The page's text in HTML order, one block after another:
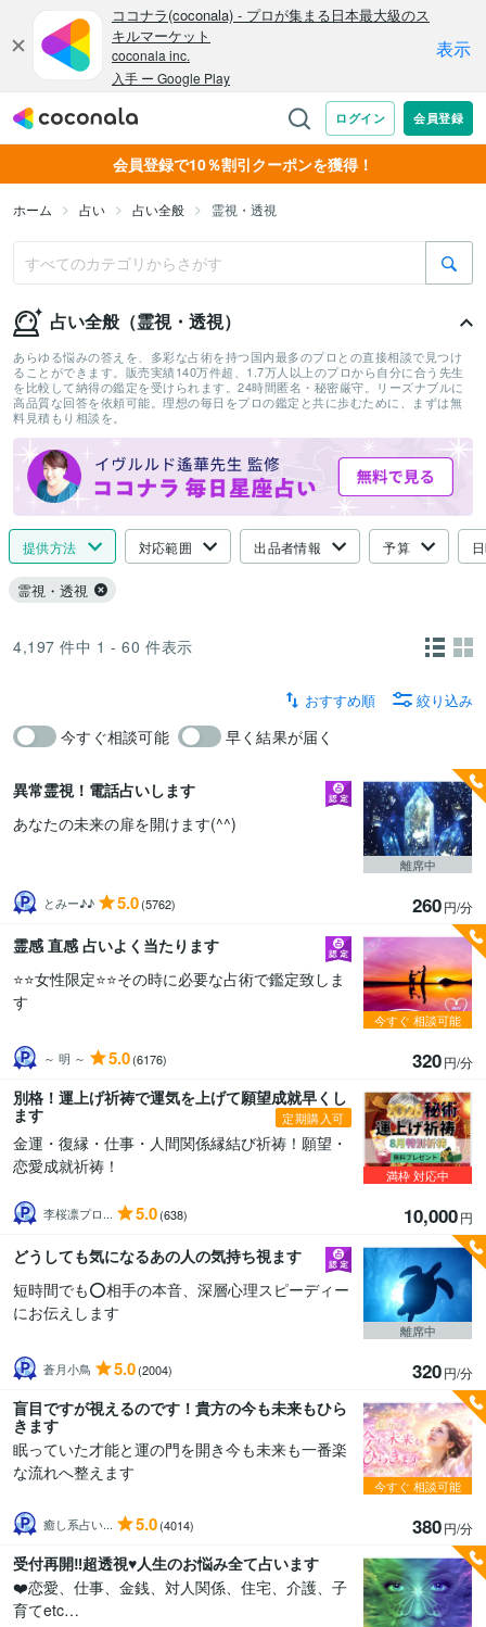
会員登録で10％割引クーポンを獲得！
ホーム 占い 占い全般 霊視・透視
占い全般（霊視・透視）
あらゆる悩みの答えを、多彩な占術を持つ国内最多のプロとの直接相談で見つけ
ることができます。販売実績140万件超、1.7万人以上のプロから自分に合う先生
を比較して納得の鑑定を受けられます。24時間匿名・秘密厳守。リーズナブルに
高品質な回答を依頼可能。理想の毎日をプロの鑑定と共に歩むために、まずは無
料見積もり相談を。
提供方法 対応範囲 出品者情報 予算
霊視・透視
4,197 件中 1 - 60 件表示
今すぐ相談可能 早く結果が届く
おすすめ順 絞り込み
異常霊視！電話占いします
あなたの未来の扉を開けます(^^)
とみー♪♪ 5.0(5762) 260円/分
離席中
霊感 直感 占いよく当たります
⭐️⭐️女性限定⭐️⭐️その時に必要な占術で鑑定致しま
す
～ 明 ～ 5.0(6176) 320円/分
今すぐ 相談可能
別格！運上げ祈祷で運気を上げて願望成就早くし
ます
定期購入可
金運・復縁・仕事・人間関係縁結び祈祷！願望・
恋愛成就祈祷！
李桜凛プロ... 5.0(638) 10,000円
満枠対応中
どうしても気になるあの人の気持ち視ます
短時間でも⭕️相手の本音、深層心理スピーディー
にお伝えします
蒼月小鳥 5.0(2004) 320円/分
離席中
盲目ですが視えるのです！貴方の今も未来もひら
きます
眠っていた才能と運の門を開き今も未来も一番楽
な流れへ整えます
癒し系占い... 5.0(4014) 380円/分
今すぐ 相談可能
受付再開‼️超透視♥️人生のお悩み全て占います
❤️恋愛、仕事、金銭、対人関係、住宅、介護、子
育てetc…